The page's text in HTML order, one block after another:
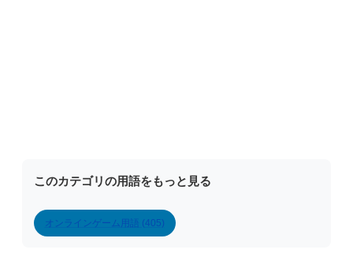
このカテゴリの用語をもっと見る
オンラインゲーム用語 (405)